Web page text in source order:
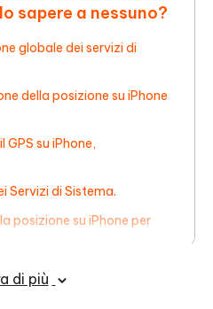
sapere a nessuno?
globale dei servizi di
della posizione su iPhone
su iPhone,
Servizi di Sistema.
posizione su iPhone per
Come falsificare
di più